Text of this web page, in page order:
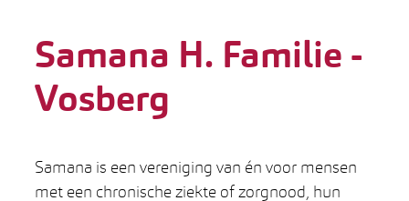
Samana H. Familie -
Vosberg
Samana is een vereniging van én voor mensen
met een chronische ziekte of zorgnood, hun